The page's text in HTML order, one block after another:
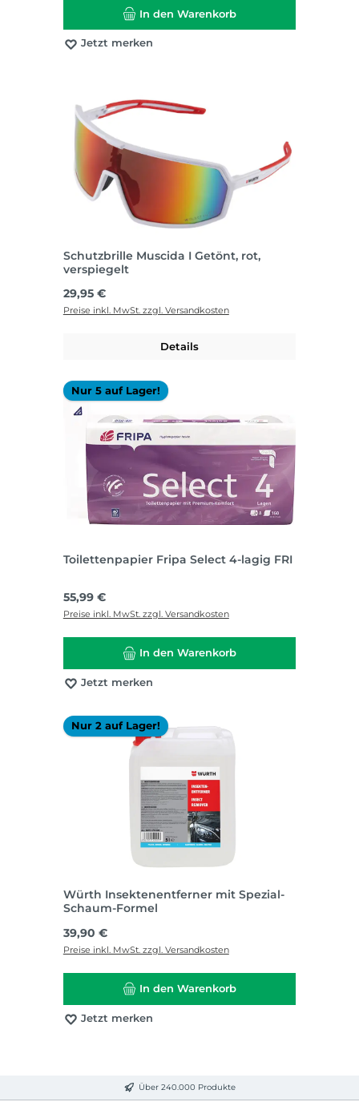
In den Warenkorb
Jetzt merken
Schutzbrille Muscida I Getönt, rot,
verspiegelt
Regulärer Preis:
29,95 €
Preise inkl. MwSt. zzgl. Versandkosten
Details
Nur 5 auf Lager!
Toilettenpapier Fripa Select 4-lagig FRI
Regulärer Preis:
55,99 €
Preise inkl. MwSt. zzgl. Versandkosten
In den Warenkorb
Jetzt merken
Nur 2 auf Lager!
Würth Insektenentferner mit Spezial-
Schaum-Formel
Regulärer Preis:
39,90 €
Preise inkl. MwSt. zzgl. Versandkosten
In den Warenkorb
Jetzt merken
Über 240.000 Produkte